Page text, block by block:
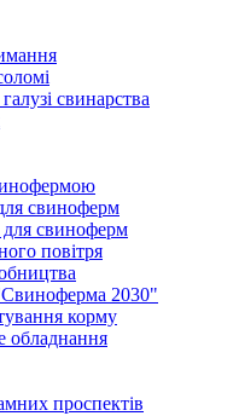
свинарства
свиноферм
для свиноферм
повітря
2030"
корму
обладнання
проспектів